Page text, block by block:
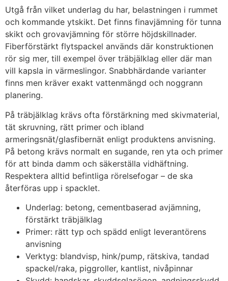
Utgå från vilket underlag du har, belastningen i rummet
och kommande ytskikt. Det finns finavjämning för tunna
skikt och grovavjämning för större höjdskillnader.
Fiberförstärkt flytspackel används där konstruktionen
rör sig mer, till exempel över träbjälklag eller där man
vill kapsla in värmeslingor. Snabbhärdande varianter
finns men kräver exakt vattenmängd och noggrann
planering.
På träbjälklag krävs ofta förstärkning med skivmaterial,
tät skruvning, rätt primer och ibland
armeringsnät/glasfibernät enligt produktens anvisning.
På betong krävs normalt en sugande, ren yta och primer
för att binda damm och säkerställa vidhäftning.
Respektera alltid befintliga rörelsefogar – de ska
återföras upp i spacklet.
Underlag: betong, cementbaserad avjämning,
förstärkt träbjälklag
Primer: rätt typ och spädd enligt leverantörens
anvisning
Verktyg: blandvisp, hink/pump, rätskiva, tandad
spackel/raka, piggroller, kantlist, nivåpinnar